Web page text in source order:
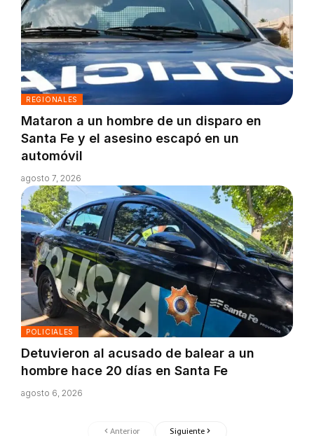
REGIONALES
Mataron a un hombre de un disparo en
Santa Fe y el asesino escapó en un
automóvil
agosto 7, 2026
POLICIALES
Detuvieron al acusado de balear a un
hombre hace 20 días en Santa Fe
agosto 6, 2026
Anterior Siguiente